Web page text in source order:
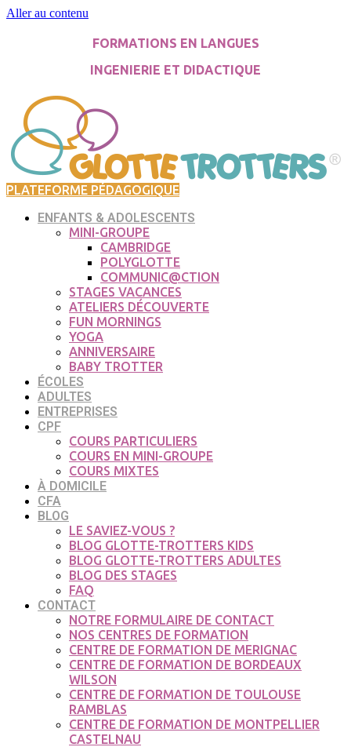
Aller au contenu
FORMATIONS EN LANGUES
INGENIERIE ET DIDACTIQUE
PLATEFORME PÉDAGOGIQUE
ENFANTS & ADOLESCENTS
MINI-GROUPE
CAMBRIDGE
POLYGLOTTE
COMMUNIC@CTION
STAGES VACANCES
ATELIERS DÉCOUVERTE
FUN MORNINGS
YOGA
ANNIVERSAIRE
BABY TROTTER
ÉCOLES
ADULTES
ENTREPRISES
CPF
COURS PARTICULIERS
COURS EN MINI-GROUPE
COURS MIXTES
À DOMICILE
CFA
BLOG
LE SAVIEZ-VOUS ?
BLOG GLOTTE-TROTTERS KIDS
BLOG GLOTTE-TROTTERS ADULTES
BLOG DES STAGES
FAQ
CONTACT
NOTRE FORMULAIRE DE CONTACT
NOS CENTRES DE FORMATION
CENTRE DE FORMATION DE MERIGNAC
CENTRE DE FORMATION DE BORDEAUX
WILSON
CENTRE DE FORMATION DE TOULOUSE
RAMBLAS
CENTRE DE FORMATION DE MONTPELLIER
CASTELNAU